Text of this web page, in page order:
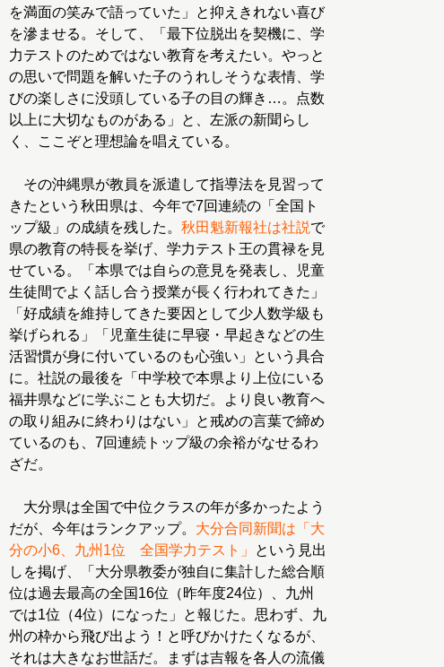
を満面の笑みで語っていた」と抑えきれない喜び
を滲ませる。そして、「最下位脱出を契機に、学
力テストのためではない教育を考えたい。やっと
の思いで問題を解いた子のうれしそうな表情、学
びの楽しさに没頭している子の目の輝き…。点数
以上に大切なものがある」と、左派の新聞らし
く、ここぞと理想論を唱えている。
その沖縄県が教員を派遣して指導法を見習って
きたという秋田県は、今年で7回連続の「全国ト
ップ級」の成績を残した。 秋田魁新報社は社説で
県の教育の特長を挙げ、学力テスト王の貫禄を見
せている。「本県では自らの意見を発表し、児童
生徒間でよく話し合う授業が長く行われてきた」
「好成績を維持してきた要因として少人数学級も
挙げられる」「児童生徒に早寝・早起きなどの生
活習慣が身に付いているのも心強い」という具合
に。社説の最後を「中学校で本県より上位にいる
福井県などに学ぶことも大切だ。より良い教育へ
の取り組みに終わりはない」と戒めの言葉で締め
ているのも、7回連続トップ級の余裕がなせるわ
ざだ。
大分県は全国で中位クラスの年が多かったよう
だが、今年はランクアップ。 大分合同新聞は「大
分の小6、九州1位 全国学力テスト」
という見出
しを掲げ、「大分県教委が独自に集計した総合順
位は過去最高の全国16位（昨年度24位）、九州
では1位（4位）になった」と報じた。思わず、九
州の枠から飛び出よう！と呼びかけたくなるが、
それは大きなお世話だ。まずは吉報を各人の流儀